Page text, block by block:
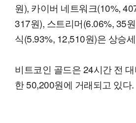
원), 카이버 네트워크(10%,
317원), 스트리머(6.06%, 35
식(5.93%, 12,510원)은 상승
비트코인 골드은 24시간 전
한 50,200원에 거래되고 있다.